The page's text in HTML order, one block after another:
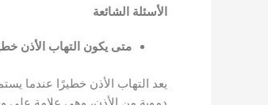
الأسئلة الشائعة
متى يكون التهاب الأذن